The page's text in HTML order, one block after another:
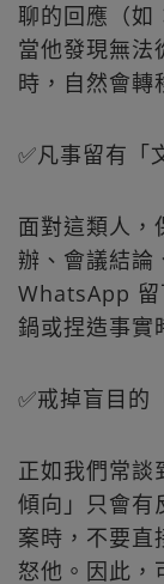
聊的回應（如
當他發現無法
時，自然會轉
✅凡事留有「
面對這類人，
辦、會議結論
WhatsApp 留
鍋或捏造事實
✅戒掉盲目的
正如我們常談
傾向」只會有
案時，不要直
怒他。因此，